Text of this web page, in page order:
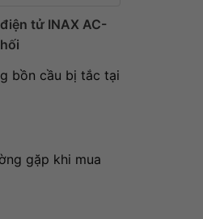
tử INAX AC-
bồn cầu bị tắc tại
gặp khi mua